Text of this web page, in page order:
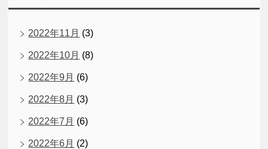
2022年11月 (3)
2022年10月 (8)
2022年9月 (6)
2022年8月 (3)
2022年7月 (6)
2022年6月 (2)